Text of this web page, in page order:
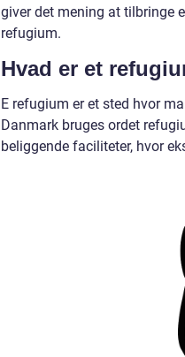
giver det mening at tilbringe
refugium.
Hvad er et
E refugium er et sted hvor
Danmark bruges ordet
beliggende faciliteter, hvor